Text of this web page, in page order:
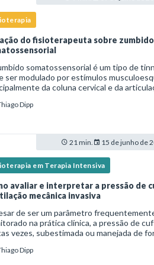
do fisioterapeuta sobre zumbido
somatossensorial é um tipo de
ser modulado por estímulos
da coluna cervical e da
na avaliação e no tratamento des
Dipp
21 min. 15 de junho de
em Terapia Intensiva
avaliar e interpretar a pressão de
mecânica invasiva
de ser um parâmetro
na prática clínica, a pressão de
vezes, subestimada ou manejada de
quanto em lesões traqueais
Dipp